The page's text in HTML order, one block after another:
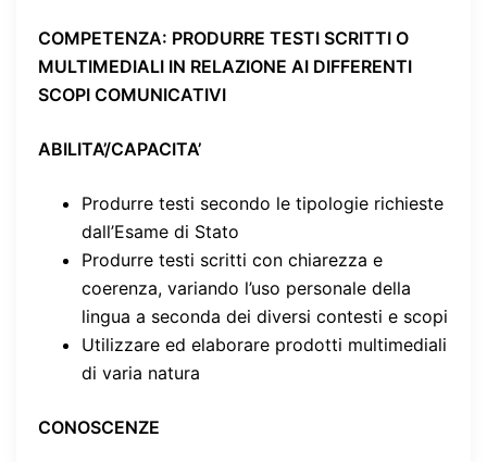
COMPETENZA: PRODURRE TESTI SCRITTI O
MULTIMEDIALI IN RELAZIONE AI DIFFERENTI
SCOPI COMUNICATIVI
ABILITA’/CAPACITA’
Produrre testi secondo le tipologie richieste
dall’Esame di Stato
Produrre testi scritti con chiarezza e
coerenza, variando l’uso personale della
lingua a seconda dei diversi contesti e scopi
Utilizzare ed elaborare prodotti multimediali
di varia natura
CONOSCENZE